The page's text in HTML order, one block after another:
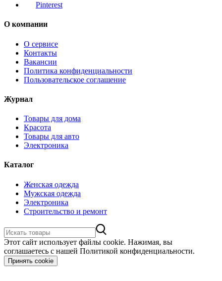
Pinterest
О компании
О сервисе
Контакты
Вакансии
Политика конфиденциальности
Пользовательское соглашение
Журнал
Товары для дома
Красота
Товары для авто
Электроника
Каталог
Женская одежда
Мужская одежда
Электроника
Строительство и ремонт
Этот сайт использует файлы cookie. Нажимая, вы
соглашаетесь с нашей Политикой конфиденциальности.
Принять cookie